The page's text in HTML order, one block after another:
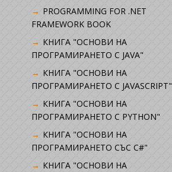
PROGRAMMING FOR .NET
FRAMEWORK BOOK
КНИГА "ОСНОВИ НА
ПРОГРАМИРАНЕТО С JAVA"
КНИГА "ОСНОВИ НА
ПРОГРАМИРАНЕТО С JAVASCRIPT"
КНИГА "ОСНОВИ НА
ПРОГРАМИРАНЕТО С PYTHON"
КНИГА "ОСНОВИ НА
ПРОГРАМИРАНЕТО СЪС C#"
КНИГА "ОСНОВИ НА